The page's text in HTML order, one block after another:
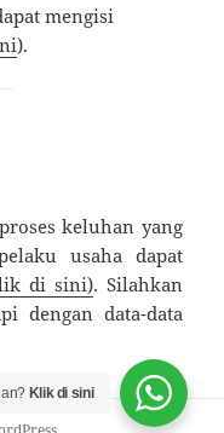
mengisi
).
keluhan yang
usaha dapat
di sini). Silahkan
dengan data-data
Klik di sini